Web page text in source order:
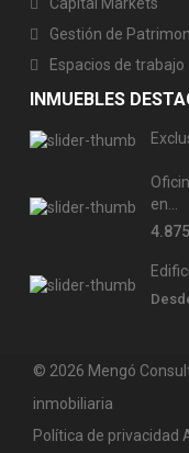
Gestión de
Espacios de trabajo
INMUEBLES
en...
© 2026 Mengó
inmobiliaria
Política de privacidad